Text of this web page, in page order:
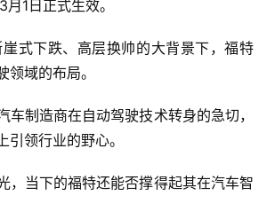
1日正式生效。
式下跌、高层换帅的大背景下，福特
域的布局。
车制造商在自动驾驶技术转身的急切，
引领行业的野心。
，当下的福特还能否撑得起其在汽车智